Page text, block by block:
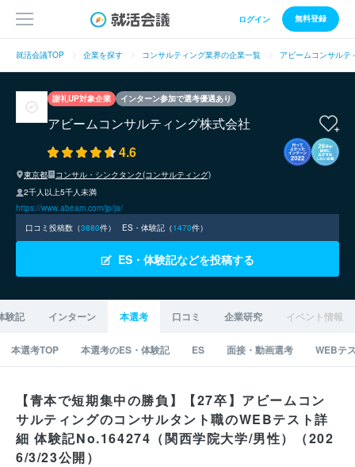
ログイン 無料登録
就活会議TOP 企業を探す コンサルティング業界の企業一覧 アビームコンサルテ
謝礼UP対象企業 インターン参加で選考優遇あり
アビームコンサルティング株式会社
4.6
東京都
コンサル・シンクタンク(コンサルティング)
2千人以上5千人未満
https://www.abeam.com/jp/ja/
口コミ投稿数（3880件） ES・体験記（1470件）
ES・体験記などを投稿する
験記 インターン 本選考 口コミ 企業研究 イベント情報
本選考TOP 本選考のES・体験記 ES 面接・動画選考 WEBテ
【青本で短期集中の勝負】【27卒】アビームコン
サルティングのコンサルタント職のWEBテスト詳
細 体験記No.164274（関西学院大学/男性）（202
6/3/23公開）